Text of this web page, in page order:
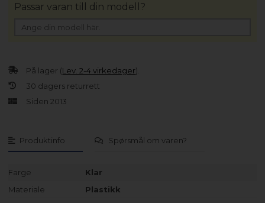
Produktinfo Spørsmål om varen?
Farge
Klar
Materiale
Plastikk
På lager (Lev. 2-4 virkedager).
30 dagers returrett
Siden 2013
Passar varan till din modell?